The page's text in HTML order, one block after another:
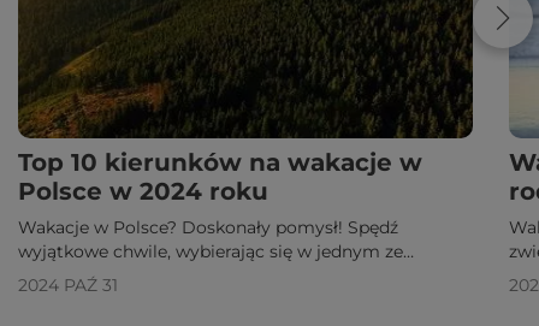
Top 10 kierunków na wakacje w
Polsce w 2024 roku
Wakacje w Polsce? Doskonały pomysł! Spędź
wyjątkowe chwile, wybierając się w jednym ze
sprawdzonych kierunków!
2024 PAŹ 31